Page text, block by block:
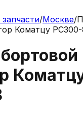
/Москве/
Коматцу